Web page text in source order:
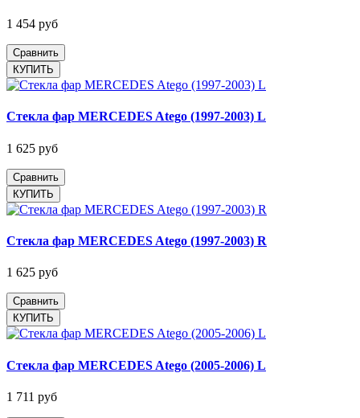
1 454 руб
Сравнить
Стекла фар MERCEDES Atego (1997-2003) L
1 625 руб
Сравнить
Стекла фар MERCEDES Atego (1997-2003) R
1 625 руб
Сравнить
Стекла фар MERCEDES Atego (2005-2006) L
1 711 руб